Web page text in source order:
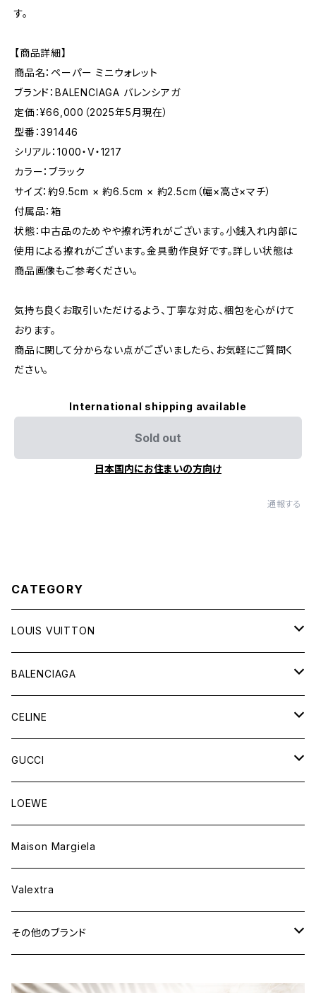
す。
【商品詳細】
商品名：ペーパー ミニウォレット
ブランド：BALENCIAGA バレンシアガ
定価：¥66,000（2025年5月現在）
型番：391446
シリアル：1000・V・1217
カラー：ブラック
サイズ：約9.5cm × 約6.5cm × 約2.5cm（幅×高さ×マチ）
付属品：箱
状態：中古品のためやや擦れ汚れがございます。小銭入れ内部に
使用による擦れがございます。金具動作良好です。詳しい状態は
商品画像もご参考ください。
気持ち良くお取引いただけるよう、丁寧な対応、梱包を心がけて
おります。
商品に関して分からない点がございましたら、お気軽にご質問く
ださい。
International shipping available
Sold out
日本国内にお住まいの方向け
通報する
CATEGORY
LOUIS VUITTON
バッグ
財布&小物
ウェア
BALENCIAGA
バッグ
財布&小物
ウェア
CELINE
バッグ
財布&小物
ウェア
GUCCI
バッグ
財布&小物
ウェア
LOEWE
Maison Margiela
Valextra
その他のブランド